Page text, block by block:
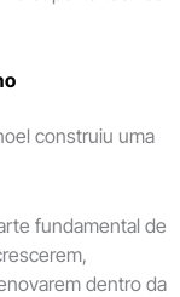
construiu uma
fundamental de
dentro da